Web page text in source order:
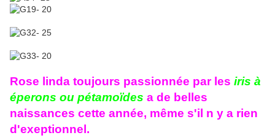
Rose linda toujours passionnée par les iris à
éperons ou pétamoïdes a de belles
naissances cette année, même s'il n y a rien
d'exeptionnel.